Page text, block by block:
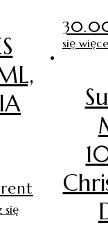
się
się